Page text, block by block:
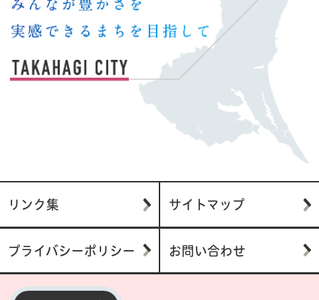
リンク集 サイトマップ
プライバシーポリシー お問い合わせ